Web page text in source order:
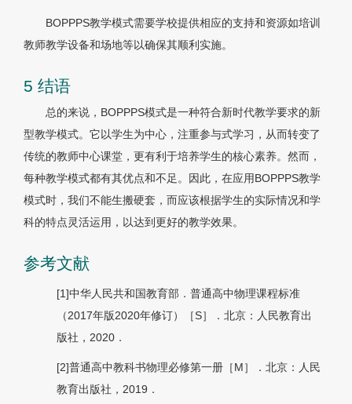
BOPPPS教学模式需要学校提供相应的支持和资源如培训
教师教学设备和场地等以确保其顺利实施。
5 结语
总的来说，BOPPPS模式是一种符合新时代教学要求的新
型教学模式。它以学生为中心，注重参与式学习，从而转变了
传统的教师中心课堂，更有利于培养学生的核心素养。然而，
每种教学模式都有其优点和不足。因此，在应用BOPPPS教学
模式时，我们不能生搬硬套，而应该根据学生的实际情况和学
科的特点灵活运用，以达到更好的教学效果。
参考文献
[1]中华人民共和国教育部．普通高中物理课程标准
（2017年版2020年修订）［S］．北京：人民教育出
版社，2020．
[2]普通高中教科书物理必修第一册［M］．北京：人民
教育出版社，2019．